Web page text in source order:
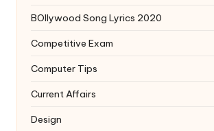
BOllywood Song Lyrics 2020
Competitive Exam
Computer Tips
Current Affairs
Design